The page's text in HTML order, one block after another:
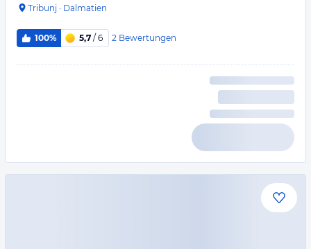
Tribunj · Dalmatien
100% 5,7 / 6 2 Bewertungen